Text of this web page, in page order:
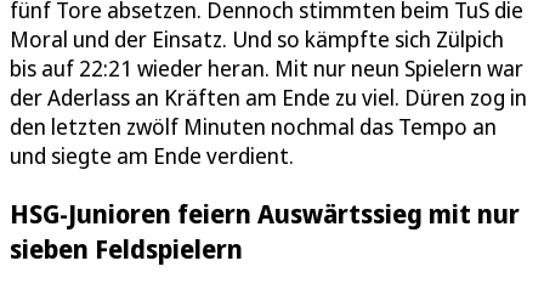
fünf Tore absetzen. Dennoch stimmten beim TuS die
Moral und der Einsatz. Und so kämpfte sich Zülpich
bis auf 22:21 wieder heran. Mit nur neun Spielern war
der Aderlass an Kräften am Ende zu viel. Düren zog in
den letzten zwölf Minuten nochmal das Tempo an
und siegte am Ende verdient.
HSG-Junioren feiern Auswärtssieg mit nur
sieben Feldspielern